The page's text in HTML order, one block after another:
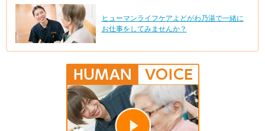
ヒューマンライフケアよどがわ乃湯で一緒に
お仕事をしてみませんか？